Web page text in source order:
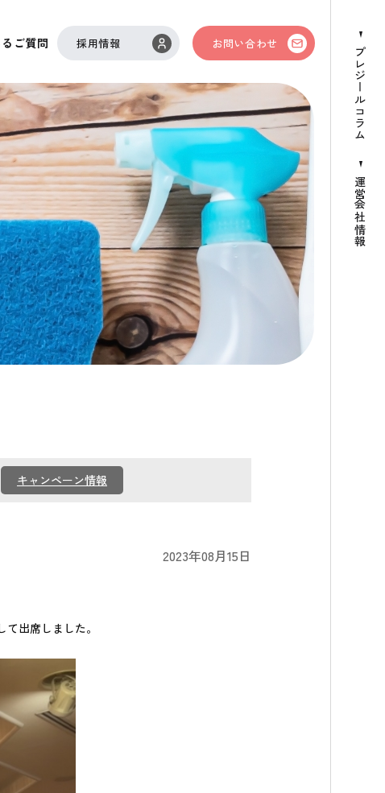
ご質問 採用情報 お問い合わせ
プレジールコラム
運営会社情報
キャンペーン情報
2023年08月15日
出席しました。